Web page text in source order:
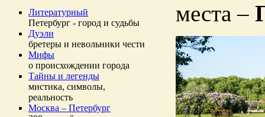
Литературный
Петербург - город и судьбы
Дуэли
бретеры и невольники чести
Мифы
о происхождении города
Тайны и легенды
мистика, символы,
реальность
Москва – Петербург
места –